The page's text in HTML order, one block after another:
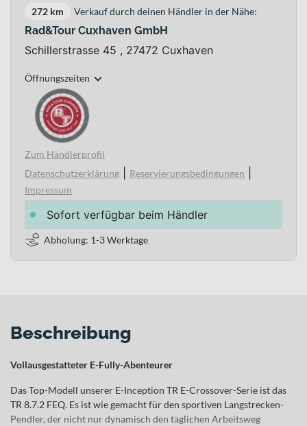
272 km Verkauf durch deinen Händler in der Nähe:
Rad&Tour Cuxhaven GmbH
Schillerstrasse 45 , 27472 Cuxhaven
Öffnungszeiten
Zum Händlerprofil
Datenschutzerklärung
Reservierungsbedingungen
Impressum
Sofort verfügbar beim Händler
Abholung: 1-3 Werktage
Beschreibung
Vollausgestatteter E-Fully-Abenteurer
Das Top-Modell unserer E-Inception TR E-Crossover-Serie ist das
TR 8.7.2 FEQ. Es ist wie gemacht für den sportiven Langstrecken-
Pendler, der nicht nur dynamisch den täglichen Arbeitsweg